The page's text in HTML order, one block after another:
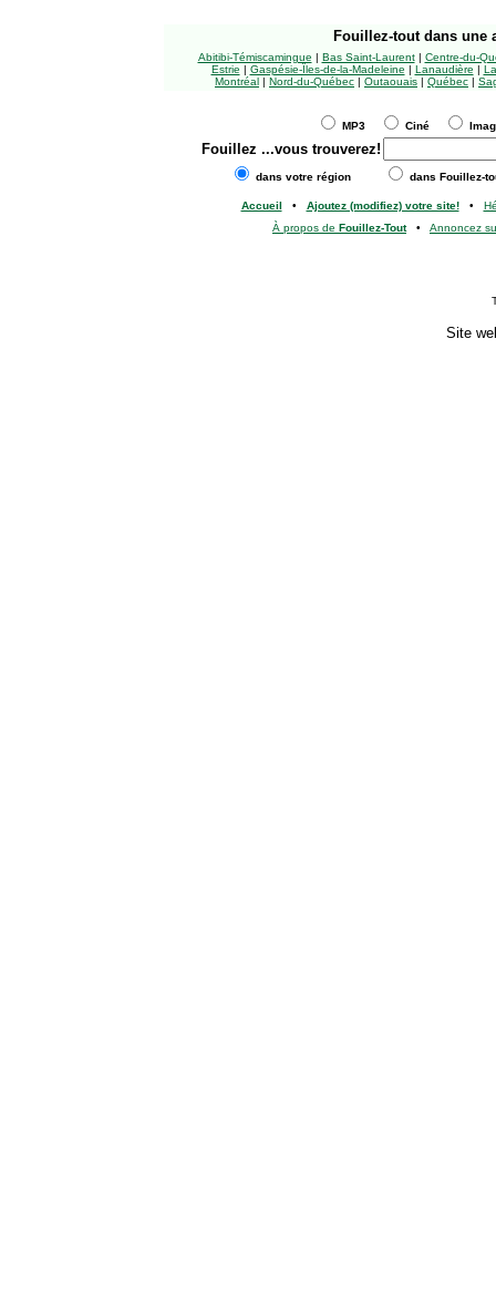
Fouillez-tout dans une
Abitibi-Témiscamingue | Bas Saint-Laurent| Centre-du-
Estrie | Gaspésie-Îles-de-la-Madeleine | Lanaudière |
Montréal | Nord-du-Québec | Outaouais | Québec |
MP3 Ciné
Fouillez ...vous trouverez!
dans votre région dans Fouillez-
Accueil • Ajoutez (modifiez) votre site!•
À propos de Fouillez-Tout• Annoncez
Site